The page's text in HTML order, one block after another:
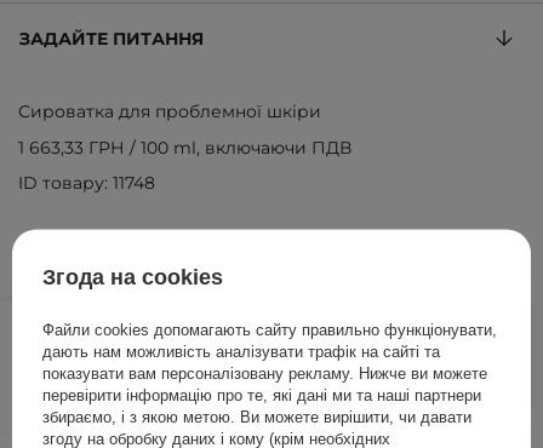
499,00 ГРН
ДОДАТИ ДО КОШИКА
ЗАДАЙТЕ ПИТАННЯ
Сироватка для проблемної шкіри
1 663,33 ГРН / 100 ml, включаючи ПДВ
ID товару: 11748
Згода на cookies
Файли cookies допомагають сайту правильно функціонувати,
дають нам можливість аналізувати трафік на сайті та
показувати вам персоналізовану рекламу. Нижче ви можете
перевірити інформацію про те, які дані ми та наші партнери
збираємо, і з якою метою. Ви можете вирішити, чи давати
згоду на обробку даних і кому (крім необхідних